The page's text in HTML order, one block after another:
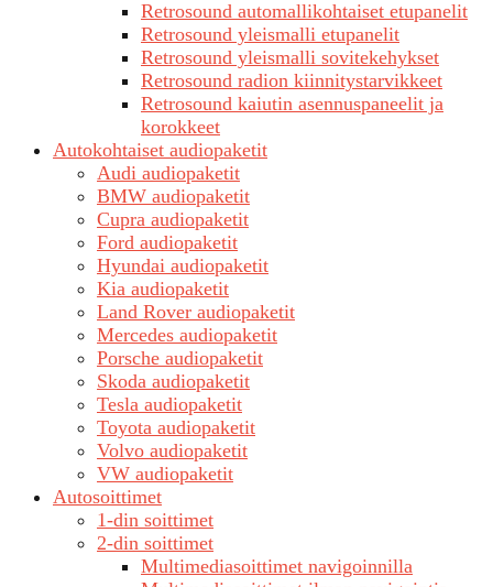
Retrosound automallikohtaiset etupanelit
Retrosound yleismalli etupanelit
Retrosound yleismalli sovitekehykset
Retrosound radion kiinnitystarvikkeet
Retrosound kaiutin asennuspaneelit ja
korokkeet
Autokohtaiset audiopaketit
Audi audiopaketit
BMW audiopaketit
Cupra audiopaketit
Ford audiopaketit
Hyundai audiopaketit
Kia audiopaketit
Land Rover audiopaketit
Mercedes audiopaketit
Porsche audiopaketit
Skoda audiopaketit
Tesla audiopaketit
Toyota audiopaketit
Volvo audiopaketit
VW audiopaketit
Autosoittimet
1-din soittimet
2-din soittimet
Multimediasoittimet navigoinnilla